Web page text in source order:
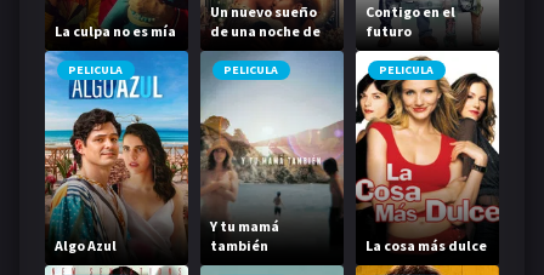
La culpa no es mía
Un nuevo sueño
de una noche de
verano
Contigo en el
futuro
PELICULA
Algo Azul
PELICULA
Y tu mamá
también
PELICULA
La cosa más dulce